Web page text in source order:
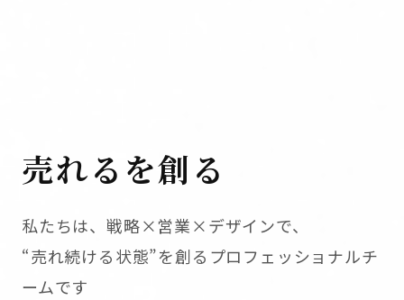
売れるを創る
私たちは、戦略×営業×デザインで、
“売れ続ける状態”を創るプロフェッショナルチ
ームです